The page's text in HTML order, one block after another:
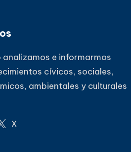
analizamos e informarmos
cívicos, sociales,
ambientales y culturales
X